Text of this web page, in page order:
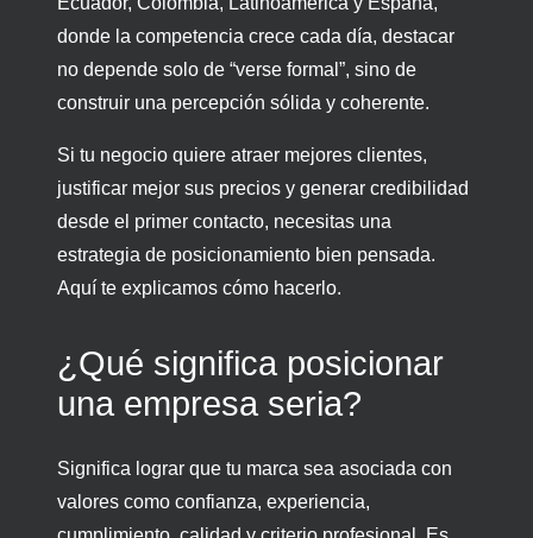
donde la competencia crece cada día, destacar
no depende solo de “verse formal”, sino de
construir una percepción sólida y coherente.
Si tu negocio quiere atraer mejores clientes,
justificar mejor sus precios y generar credibilidad
desde el primer contacto, necesitas una
estrategia de posicionamiento bien pensada.
Aquí te explicamos cómo hacerlo.
¿Qué significa posicionar
una empresa seria?
Significa lograr que tu marca sea asociada con
valores como confianza, experiencia,